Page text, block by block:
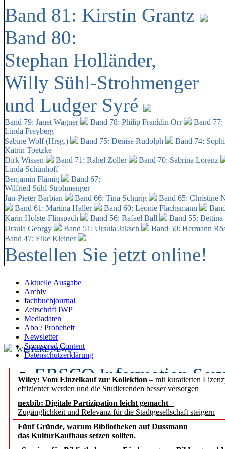
Band 81: Kirstin Grantz
Band 80:
Stephan Holländer,
Willy Sühl-Strohmenger
und Ludger Syré
Band 79: Janet Wagner Band 78: Philip Franklin Orr
Band
Linda Freyberg
Sabine Wolf (Hrsg.)
Band 75: Denise Rudolph
Band 74:
Katrin Toetzke
Dirk Wissen
Band 71: Rahel Zoller
Band 70: Sabrina Lorenz
Linda Schünhoff
Benjamin Flämig
Band 67:
Wilfried Sühl-Strohmenger
Jan-Pieter Barbian
Band 66: Tina Schurig
Band 65: Christine
Band 61: Martina Haller
Band 60: Leonie Flachsmann
Karin Holste-Flinspach
Band 56: Rafael Ball
Band 55:
Ursula Georgy
Band 51: Ursula Jaksch Band 50: Hermann
Band 47: Eike Kleiner
Bestellen Sie jetzt online!
Aktuelle Ausgabe
Archiv
fachbuchjournal
Zeitschrift IWP
Mediadaten
Abo / Probeheft
Newsletter
Sponsored Content
Datenschutzerklärung
Wiley: Vom Einzelkauf zur Kollektion – mit kuratierten
effizienter werden und die Studierenden besser versorgen
nexbib: Digitale Partizipation leicht gemacht –
Zugänglichkeit und Relevanz für die Stadtgesellschaft steigern
Fünf Gründe, warum Bibliotheken auf Dussmann
das KulturKaufhaus setzen sollten.
WEITERE NEWS
EBSCO Information
Recherchefunktionen in
Sorbisches Institut neu
Geschichte und